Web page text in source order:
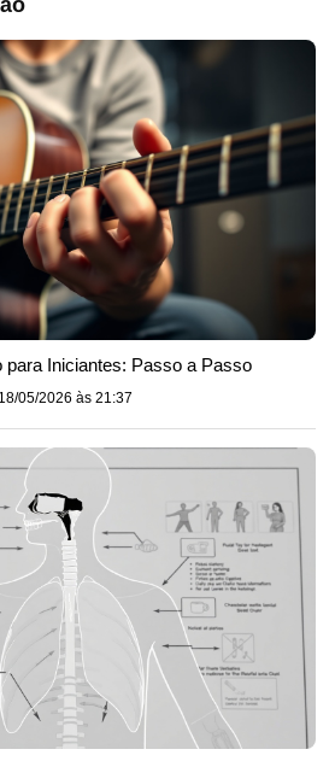
para Iniciantes: Passo a Passo
18/05/2026 às 21:37